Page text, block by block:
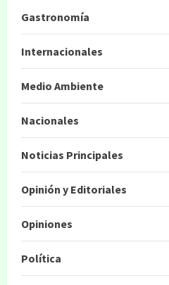
Gastronomía
Internacionales
Medio Ambiente
Nacionales
Noticias Principales
Opinión y Editoriales
Opiniones
Política